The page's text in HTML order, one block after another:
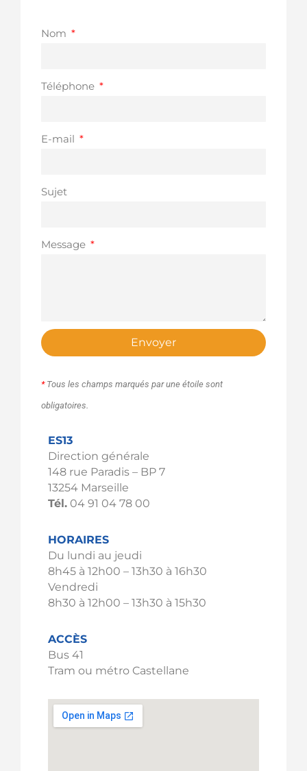
Nom
Téléphone
E-mail
Sujet
Message
Envoyer
*Tous les champs marqués par une étoile sont
obligatoires.
ES13
Direction générale
148 rue Paradis – BP 7
13254 Marseille
Tél. 04 91 04 78 00
HORAIRES
Du lundi au jeudi
8h45 à 12h00 – 13h30 à 16h30
Vendredi
8h30 à 12h00 – 13h30 à 15h30
ACCÈS
Bus 41
Tram ou métro Castellane